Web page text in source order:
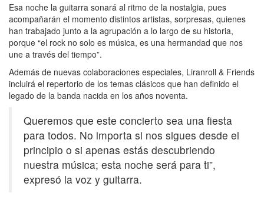
Esa noche la guitarra sonará al ritmo de la nostalgia, pues
acompañarán el momento distintos artistas, sorpresas, quienes
han trabajado junto a la agrupación a lo largo de su historia,
porque “el rock no solo es música, es una hermandad que nos
une a través del tiempo”.
Además de nuevas colaboraciones especiales, Liranroll & Friends
incluirá el repertorio de los temas clásicos que han definido el
legado de la banda nacida en los años noventa.
Queremos que este concierto sea una fiesta
para todos. No importa si nos sigues desde el
principio o si apenas estás descubriendo
nuestra música; esta noche será para ti”,
expresó la voz y guitarra.